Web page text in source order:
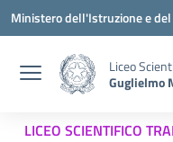
Vai ai contenuti
Vai al menu di navigazione
Vai al footer
Ministero dell'Istruzione e
Liceo
Guglielmo
LICEO SCIENTIFICO